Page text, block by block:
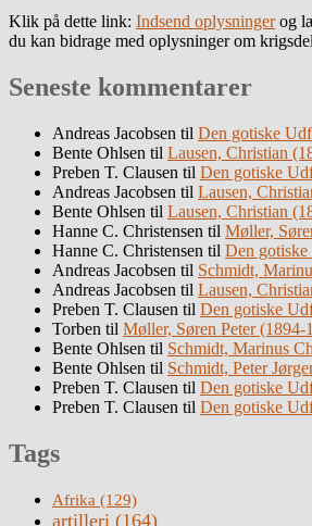
Klik på dette link: Indsend oplysningerog
du kan bidrage med oplysninger om
Seneste kommentarer
Andreas Jacobsen til Den gotiske
Bente Ohlsen til Lausen, Christian
Preben T. Clausen til Den gotiske
Andreas Jacobsen til Lausen,
Bente Ohlsen til Lausen, Christian
Hanne C. Christensen til Møller,
Hanne C. Christensen til Den
Andreas Jacobsen til Schmidt,
Andreas Jacobsen til Lausen,
Preben T. Clausen til Den gotiske
Torben til Møller, Søren Peter (1894-
Bente Ohlsen til Schmidt, Marinus
Bente Ohlsen til Schmidt, Peter
Preben T. Clausen til Den gotiske
Preben T. Clausen til Den gotiske
Tags
Afrika (129)
artilleri (164)